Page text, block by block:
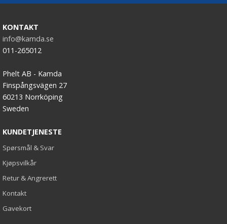
KONTAKT
info@kamda.se
011-265012
Phelt AB - Kamda
Finspångsvägen 27
60213 Norrköping
Sweden
KUNDETJENESTE
Spørsmål & Svar
Kjøpsvilkår
Retur & Angrerett
Kontakt
Gavekort